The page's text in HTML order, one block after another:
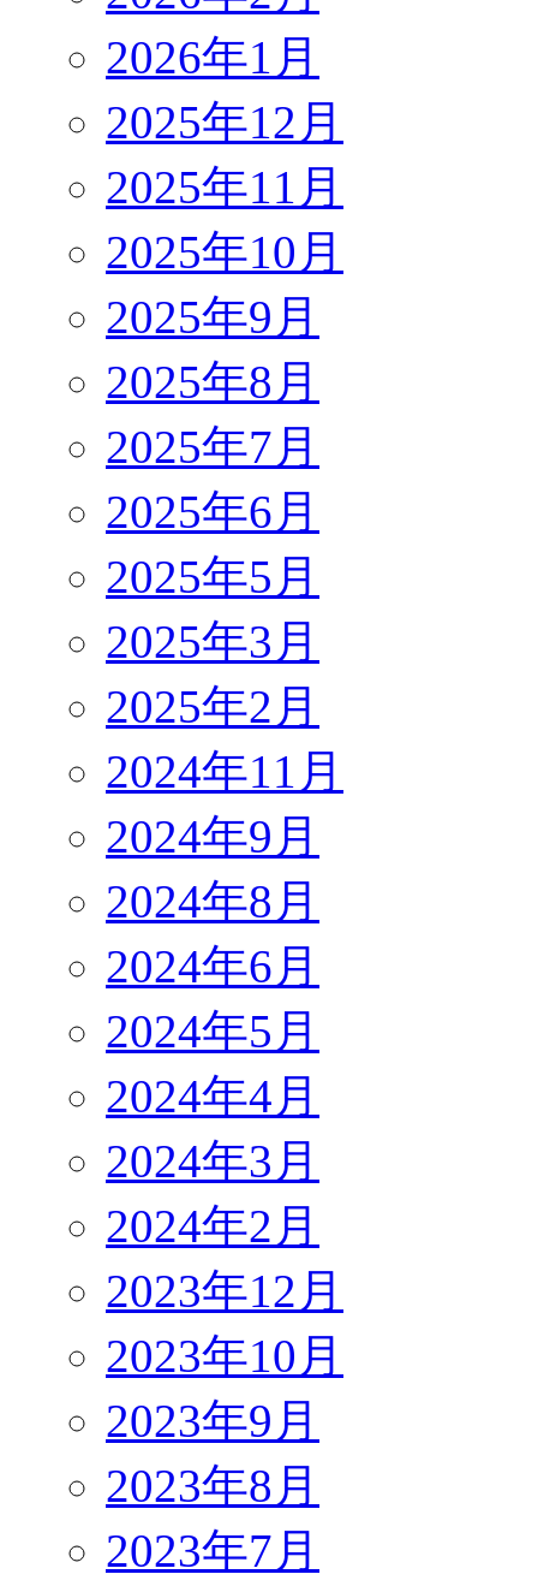
2026年1月
2025年12月
2025年11月
2025年10月
2025年9月
2025年8月
2025年7月
2025年6月
2025年5月
2025年3月
2025年2月
2024年11月
2024年9月
2024年8月
2024年6月
2024年5月
2024年4月
2024年3月
2024年2月
2023年12月
2023年10月
2023年9月
2023年8月
2023年7月